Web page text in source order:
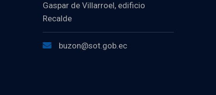
Gaspar de Villarroel, edificio
Recalde
buzon@sot.gob.ec